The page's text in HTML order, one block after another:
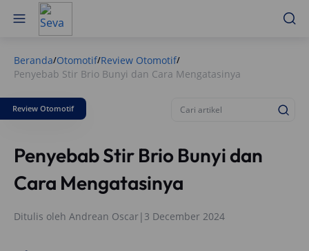
Beranda/Otomotif/Review Otomotif/
Penyebab Stir Brio Bunyi dan Cara Mengatasinya
Review Otomotif
Penyebab Stir Brio Bunyi dan
Cara Mengatasinya
Ditulis oleh Andrean Oscar| 3 December 2024